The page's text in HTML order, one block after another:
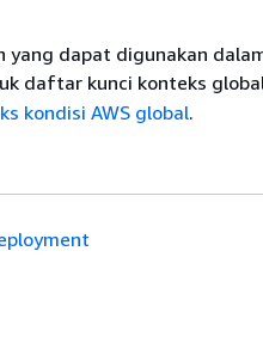
yang dapat digunakan
daftar kunci konteks
kondisi AWS global.